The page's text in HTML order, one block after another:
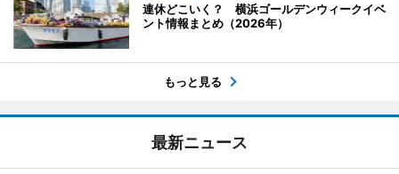
連休どこいく？ 横浜ゴールデンウィークイベ
ント情報まとめ（2026年）
もっと見る
最新ニュース